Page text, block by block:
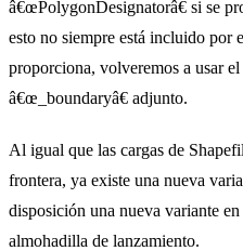
â€œPolygonDesignatorâ€ si se
esto no siempre está incluido por
proporciona, volveremos a usar
â€œ_boundaryâ€ adjunto.
Al igual que las cargas de
frontera, ya existe una nueva
disposición una nueva variante
almohadilla de lanzamiento.